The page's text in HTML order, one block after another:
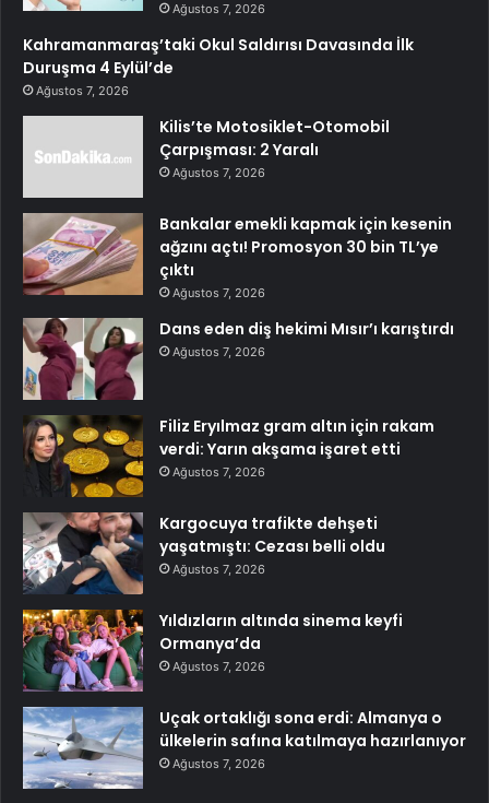
Ağustos 7, 2026
Kahramanmaraş’taki Okul Saldırısı Davasında İlk
Duruşma 4 Eylül’de
Ağustos 7, 2026
Kilis’te Motosiklet-Otomobil
Çarpışması: 2 Yaralı
Ağustos 7, 2026
Bankalar emekli kapmak için kesenin
ağzını açtı! Promosyon 30 bin TL’ye
çıktı
Ağustos 7, 2026
Dans eden diş hekimi Mısır’ı karıştırdı
Ağustos 7, 2026
Filiz Eryılmaz gram altın için rakam
verdi: Yarın akşama işaret etti
Ağustos 7, 2026
Kargocuya trafikte dehşeti
yaşatmıştı: Cezası belli oldu
Ağustos 7, 2026
Yıldızların altında sinema keyfi
Ormanya’da
Ağustos 7, 2026
Uçak ortaklığı sona erdi: Almanya o
ülkelerin safına katılmaya hazırlanıyor
Ağustos 7, 2026